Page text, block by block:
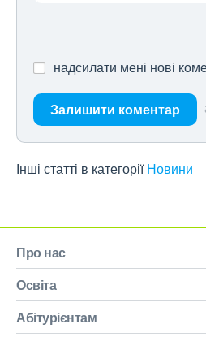
надсилати мені нові
Залишити коментар
Інші статті в категорії Новини
Про нас
Освіта
Абітурієнтам